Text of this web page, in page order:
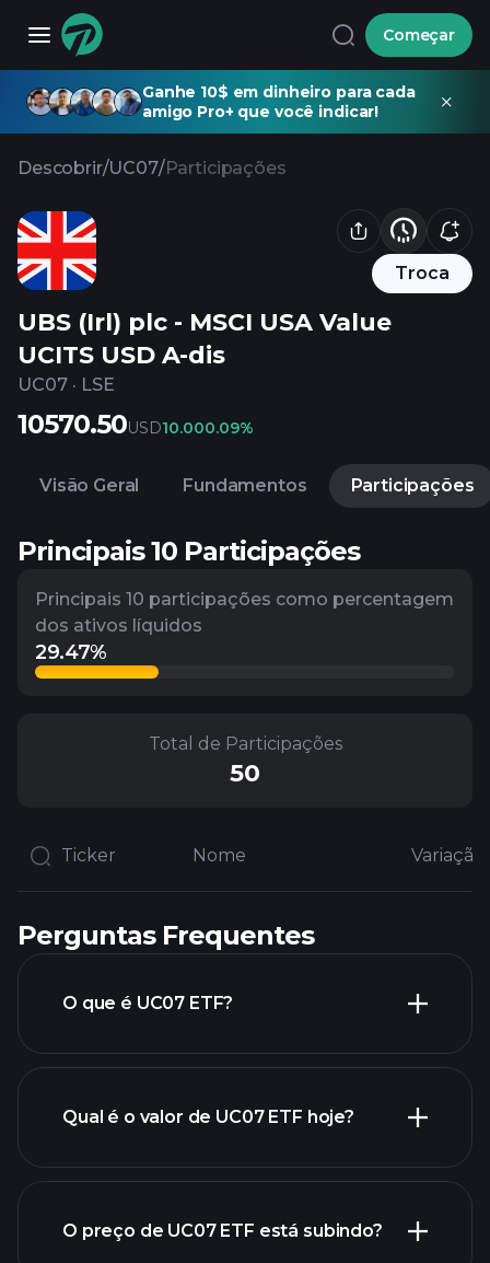
Começar
Ganhe 10$ em dinheiro para cada
amigo Pro+ que você indicar!
Descobrir/UC07/Participações
Troca
UBS (Irl) plc - MSCI USA Value
UCITS USD A-dis
UC07 · LSE
10570.50USD10.000.09%
Visão Geral Fundamentos Participações
Principais 10 Participações
Principais 10 participações como percentagem
dos ativos líquidos
29.47%
Total de Participações
50
Ticker Nome
Perguntas Frequentes
O que é UC07 ETF?
Qual é o valor de UC07 ETF hoje?
O preço de UC07 ETF está subindo?